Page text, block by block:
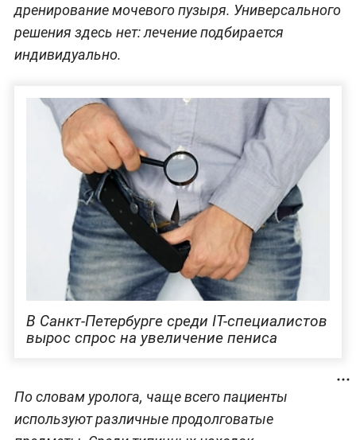
дренирование мочевого пузыря. Универсального
решения здесь нет: лечение подбирается
индивидуально.
В Санкт-Петербурге среди IT-специалистов
вырос спрос на увеличение пениса
По словам уролога, чаще всего пациенты
используют различные продолговатые